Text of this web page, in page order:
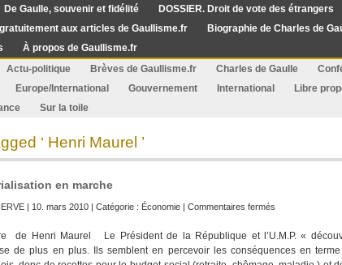
De Gaulle, souvenir et fidélité DOSSIER. Droit de vote des étrangers
gratuitement aux articles de Gaullisme.fr
Biographie de Charles de
À propos de Gaullisme.fr
Actu-politique Brèves de Gaullisme.fr Charles de Gaulle
Europe/International Gouvernement International Libre
Sur la toile
‘ Henri Maurel ’
en marche
| 10. mars 2010 | Catégorie : Économie | Commentaires fermés
en
marche
de Henri Maurel Le Président de la République et l’U.M.P. «
de plus en plus. Ils semblent en percevoir les conséquences en